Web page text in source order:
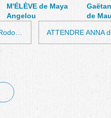
M'ÉLÈVE de Maya
Angelou
de